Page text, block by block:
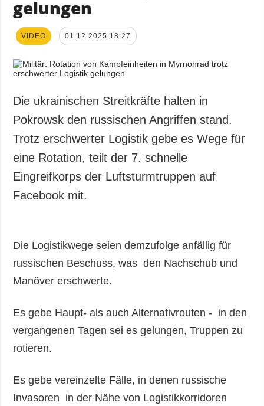
gelungen
VIDEO 01.12.2025 18:27
Die ukrainischen Streitkräfte halten in
Pokrowsk den russischen Angriffen stand.
Trotz erschwerter Logistik gebe es Wege für
eine Rotation, teilt der 7. schnelle
Eingreifkorps der Luftsturmtruppen auf
Facebook mit.
Die Logistikwege seien demzufolge anfällig für
russischen Beschuss, was den Nachschub und
Manöver erschwerte.
Es gebe Haupt- als auch Alternativrouten - in den
vergangenen Tagen sei es gelungen, Truppen zu
rotieren.
Es gebe vereinzelte Fälle, in denen russische
Invasoren in der Nähe von Logistikkorridoren